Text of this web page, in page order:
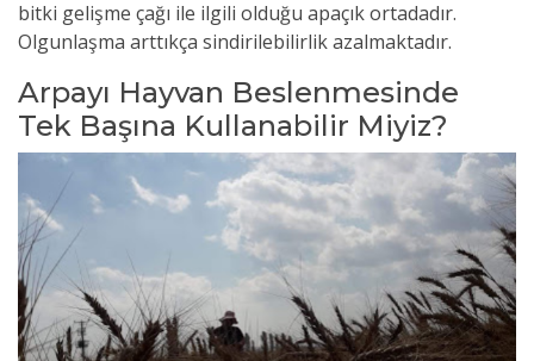
bitki gelişme çağı ile ilgili olduğu apaçık ortadadır.
Olgunlaşma arttıkça sindirilebilirlik azalmaktadır.
Arpayı Hayvan Beslenmesinde
Tek Başına Kullanabilir Miyiz?